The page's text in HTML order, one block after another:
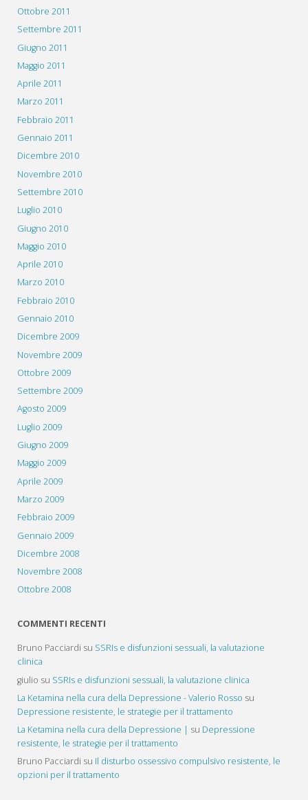
Ottobre 2011
Settembre 2011
Giugno 2011
Maggio 2011
Aprile 2011
Marzo 2011
Febbraio 2011
Gennaio 2011
Dicembre 2010
Novembre 2010
Settembre 2010
Luglio 2010
Giugno 2010
Maggio 2010
Aprile 2010
Marzo 2010
Febbraio 2010
Gennaio 2010
Dicembre 2009
Novembre 2009
Ottobre 2009
Settembre 2009
Agosto 2009
Luglio 2009
Giugno 2009
Maggio 2009
Aprile 2009
Marzo 2009
Febbraio 2009
Gennaio 2009
Dicembre 2008
Novembre 2008
Ottobre 2008
COMMENTI RECENTI
Bruno Pacciardi su SSRIs e disfunzioni sessuali, la valutazione
clinica
giulio su SSRIs e disfunzioni sessuali, la valutazione clinica
La Ketamina nella cura della Depressione - Valerio Rosso su
Depressione resistente, le strategie per il trattamento
La Ketamina nella cura della Depressione | su Depressione
resistente, le strategie per il trattamento
Bruno Pacciardi su Il disturbo ossessivo compulsivo resistente, le
opzioni per il trattamento